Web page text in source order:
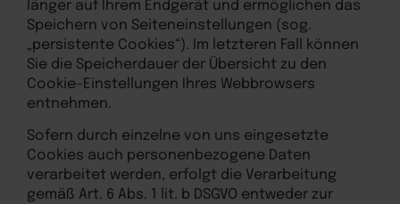
länger auf Ihrem Endgerät und ermöglichen das
Speichern von Seiteneinstellungen (sog.
„persistente Cookies“). Im letzteren Fall können
Sie die Speicherdauer der Übersicht zu den
Cookie-Einstellungen Ihres Webbrowsers
entnehmen.
Sofern durch einzelne von uns eingesetzte
Cookies auch personenbezogene Daten
verarbeitet werden, erfolgt die Verarbeitung
gemäß Art. 6 Abs. 1 lit. b DSGVO entweder zur